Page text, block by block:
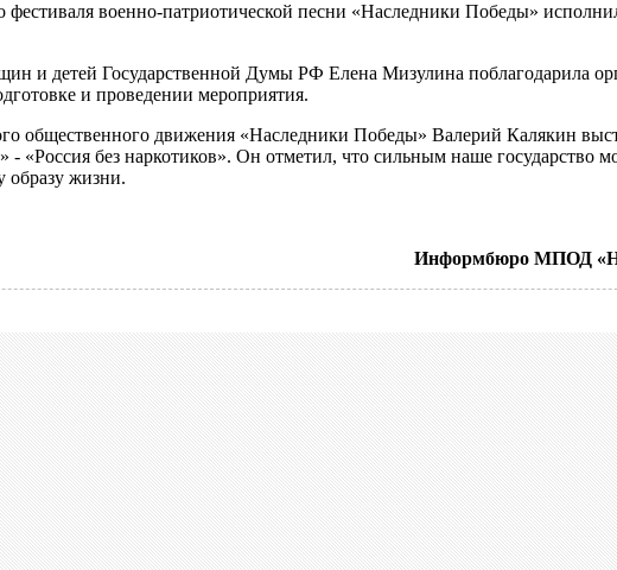
военно-патриотической песни «Наследники Победы»
и детей Государственной Думы РФ Елена Мизулина поблагодарила
и проведении мероприятия.
общественного движения «Наследники Победы» Валерий Калякин
- «Россия без наркотиков». Он отметил, что сильным наше государство
образу жизни.
Информбюро МПОД